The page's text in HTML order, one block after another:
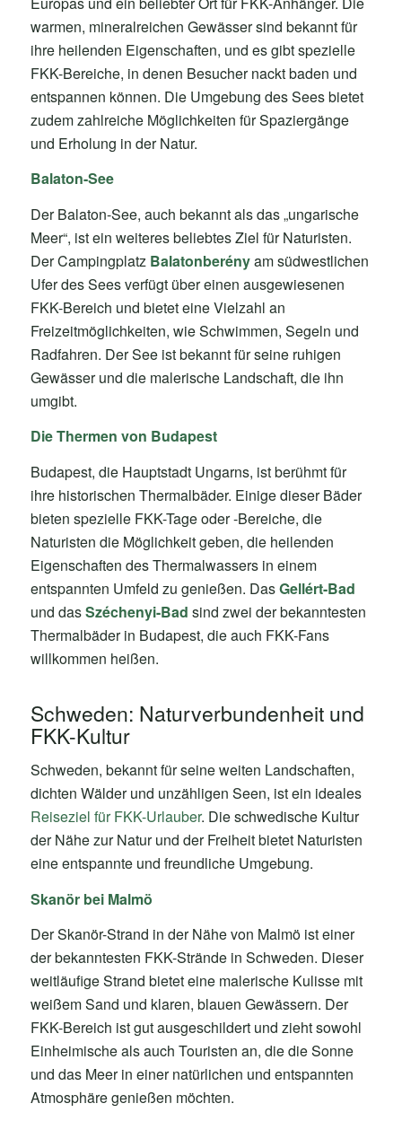
warmen, mineralreichen Gewässer sind bekannt für
ihre heilenden Eigenschaften, und es gibt spezielle
FKK-Bereiche, in denen Besucher nackt baden und
entspannen können. Die Umgebung des Sees bietet
zudem zahlreiche Möglichkeiten für Spaziergänge
und Erholung in der Natur.
Balaton-See
Der Balaton-See, auch bekannt als das „ungarische
Meer“, ist ein weiteres beliebtes Ziel für Naturisten.
Der Campingplatz Balatonberényam südwestlichen
Ufer des Sees verfügt über einen ausgewiesenen
FKK-Bereich und bietet eine Vielzahl an
Freizeitmöglichkeiten, wie Schwimmen, Segeln und
Radfahren. Der See ist bekannt für seine ruhigen
Gewässer und die malerische Landschaft, die ihn
umgibt.
Die Thermen von Budapest
Budapest, die Hauptstadt Ungarns, ist berühmt für
ihre historischen Thermalbäder. Einige dieser Bäder
bieten spezielle FKK-Tage oder -Bereiche, die
Naturisten die Möglichkeit geben, die heilenden
Eigenschaften des Thermalwassers in einem
entspannten Umfeld zu genießen. DasGellért-Bad
und dasSzéchenyi-Bad sind zwei der bekanntesten
Thermalbäder in Budapest, die auch FKK-Fans
willkommen heißen.
Schweden: Naturverbundenheit und
FKK-Kultur
Schweden, bekannt für seine weiten Landschaften,
dichten Wälder und unzähligen Seen, ist ein ideales
Reiseziel für FKK-Urlauber. Die schwedische Kultur
der Nähe zur Natur und der Freiheit bietet Naturisten
eine entspannte und freundliche Umgebung.
Skanör bei Malmö
Der Skanör-Strand in der Nähe von Malmö ist einer
der bekanntesten FKK-Strände in Schweden. Dieser
weitläufige Strand bietet eine malerische Kulisse mit
weißem Sand und klaren, blauen Gewässern. Der
FKK-Bereich ist gut ausgeschildert und zieht sowohl
Einheimische als auch Touristen an, die die Sonne
und das Meer in einer natürlichen und entspannten
Atmosphäre genießen möchten.